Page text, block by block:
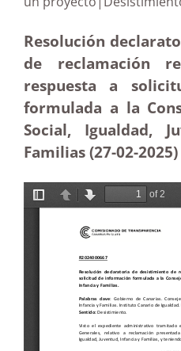
Resolución
de reclamación
respuesta a
formulada a la
Social, Igualdad,
Familias (27-02-2025)